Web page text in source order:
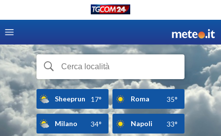
Sheeprun 17° Roma 35°
Milano 34° Napoli 33°